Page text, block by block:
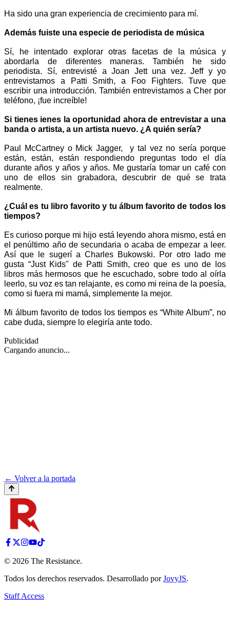
Ha sido una gran experiencia de crecimiento para mí.
Además fuiste una especie de periodista de música
Sí, he intentado explorar otras facetas de la música y
abordarla de diferentes maneras. También he sido
periodista. Sí, entrevisté a Joan Jett una vez. Jeff y yo
entrevistamos a Patti Smith, a Foo Fighters. Tuve que
escribir una introducción. También entrevistamos a Cher por
teléfono, ¡fue increíble!
Si tienes ienes la oportunidad ahora de entrevistar a una
banda o artista, a un artista nuevo. ¿A quién sería?
Paul McCartney o Mick Jagger,  y tal vez no sería porque
están, están, están respondiendo preguntas todo el día
durante años y años y años. Me gustaría tomar un café con
uno de ellos sin grabadora, descubrir de qué se trata
realmente.
¿Cuál es tu libro favorito y tu álbum favorito de todos los
tiempos?
Es curioso porque mi hijo está leyendo ahora mismo, está en
el penúltimo año de secundaria o acaba de empezar a leer.
Así que le sugerí a Charles Bukowski. Por otro lado me
gusta “Just Kids" de Patti Smith, creo que es uno de los
libros más hermosos que he escuchado, sobre todo al oírla
leerlo, su voz es tan relajante, es como mi reina de la poesía,
como si fuera mi mamá, simplemente la mejor.
Mi álbum favorito de todos los tiempos es “White Album”, no
cabe duda, siempre lo elegiría ante todo.
Publicidad
Cargando anuncio...
← Volver a la portada
© 2026 The Resistance.
Todos los derechos reservados. Desarrollado por JovyJS.
Staff Access